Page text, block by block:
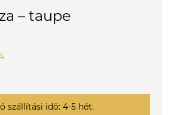
– taupe
szállítási idő: 4-5 hét.